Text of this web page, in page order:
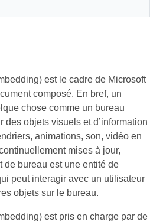
est le cadre de Microsoft
composé. En bref, un
chose comme un bureau
des objets visuels et d’information
animations, son, vidéo en
mises à jour,
de bureau est une entité de
peut interagir avec un utilisateur
objets sur le bureau.
est pris en charge par de